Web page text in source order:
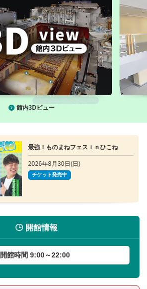
館内3Dビュー
最強！ものまねフェスｉｎひこね
2026年8月30日(日)
チケット発売中
開館情報
開館時間 9:00～22:00